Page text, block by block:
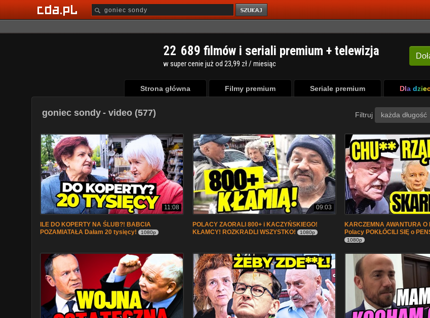
22 689 filmów i seriali premium + telewizja
w super cenie już od 23,99 zł / miesiąc
Strona główna Filmy premium Seriale premium Dla
goniec sondy - video (577) Filtruj każda długość
11:08
ILE DO KOPERTY NA ŚLUB?! BABCIA
POZAMIATAŁA Dałam 20 tysięcy!
1080p
09:03
POLACY ZAORALI 800+ i KACZYŃSKIEGO!
KŁAMCY! ROZKRADLI WSZYSTKO!
1080p
KARCZEMNA AWANTURA O
Polacy POKŁÓCILI SIĘ o
1080p